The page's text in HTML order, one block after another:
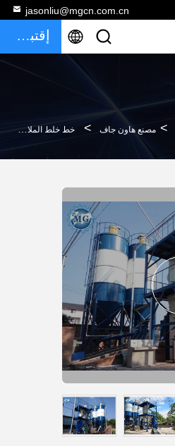
jasonliu@mgcn.com.cn
إقتباس
> مصنع هاون جاف > خط خلط الملاط الجاف الجاف الأوتوماتيكي 10t / H